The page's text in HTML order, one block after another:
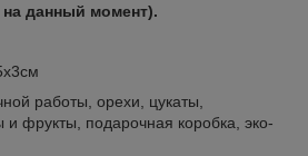
данный момент).
работы, орехи, цукаты,
фрукты, подарочная коробка, эко-